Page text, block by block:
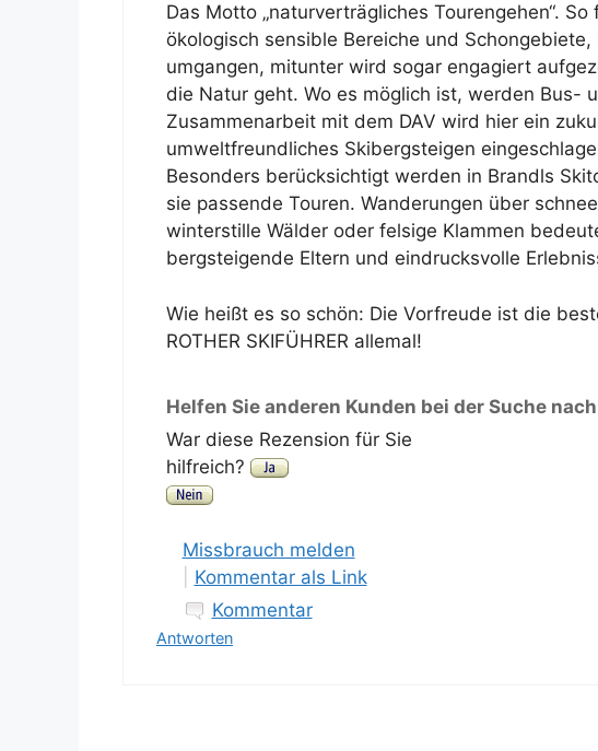
Das Motto „naturverträgliches Tourengehen“.
ökologisch sensible Bereiche und
umgangen, mitunter wird sogar engagiert
die Natur geht. Wo es möglich ist, werden Bus-
Zusammenarbeit mit dem DAV wird hier ein
umweltfreundliches Skibergsteigen
Besonders berücksichtigt werden in Brandls
sie passende Touren. Wanderungen über
winterstille Wälder oder felsige Klammen
bergsteigende Eltern und eindrucksvolle
Wie heißt es so schön: Die Vorfreude ist die
ROTHER SKIFÜHRER allemal!
Helfen Sie anderen Kunden bei der Suche
War diese Rezension für Sie
hilfreich?
Missbrauch melden
Kommentar als Link
Kommentar
Antworten